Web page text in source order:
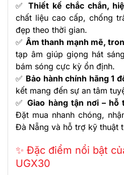
✅ Thiết kế chắc chắn,
chất liệu cao cấp, chống
đẹp theo thời gian.
✅ Âm thanh mạnh mẽ,
tạp âm giúp giọng hát
bám sóng cực kỳ ổn định.
✅ Bảo hành chính hãng 1
kết mang đến sự an tâm
✅Giao hàng tận nơi –
Đặt mua nhanh chóng,
Đà Nẵng và hỗ trợ kỹ thuật
✨ Đặc điểm nổi bật
UGX30